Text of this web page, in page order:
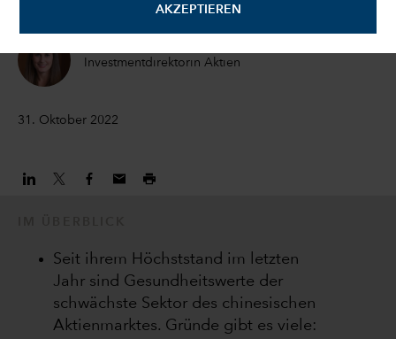
AKZEPTIEREN
Investmentdirektorin Aktien
31. Oktober 2022
Seit ihrem Höchststand im letzten
Jahr sind Gesundheitswerte der
schwächste Sektor des chinesischen
Aktienmarktes. Gründe gibt es viele: